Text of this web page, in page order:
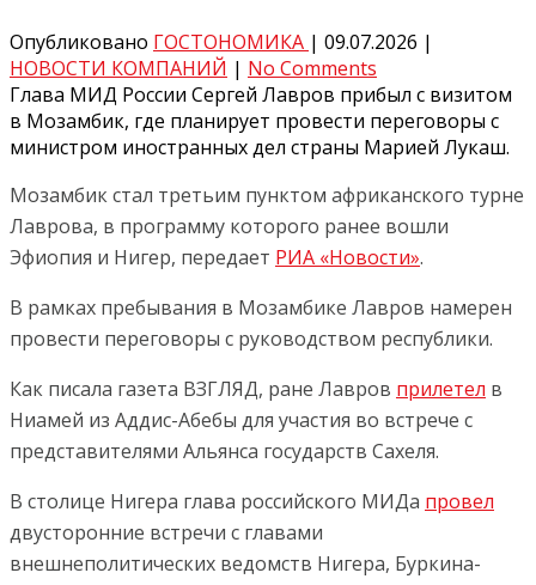
Опубликовано ГОСТОНОМИКА | 09.07.2026 |
НОВОСТИ КОМПАНИЙ | No Comments
Глава МИД России Сергей Лавров прибыл с визитом
в Мозамбик, где планирует провести переговоры с
министром иностранных дел страны Марией Лукаш.
Мозамбик стал третьим пунктом африканского турне
Лаврова, в программу которого ранее вошли
Эфиопия и Нигер, передает РИА «Новости».
В рамках пребывания в Мозамбике Лавров намерен
провести переговоры с руководством республики.
Как писала газета ВЗГЛЯД, ране Лавров прилетел в
Ниамей из Аддис-Абебы для участия во встрече с
представителями Альянса государств Сахеля.
В столице Нигера глава российского МИДа провел
двусторонние встречи с главами
внешнеполитических ведомств Нигера, Буркина-